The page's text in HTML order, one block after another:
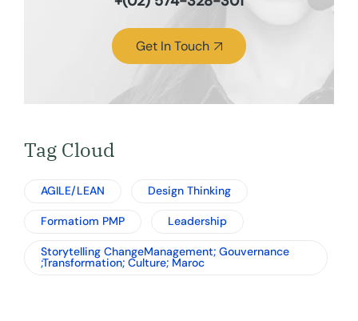
Get In Touch
Tag Cloud
AGILE/LEAN Design Thinking
Formatiom PMP Leadership
Storytelling ChangeManagement; Gouvernance
;Transformation; Culture; Maroc